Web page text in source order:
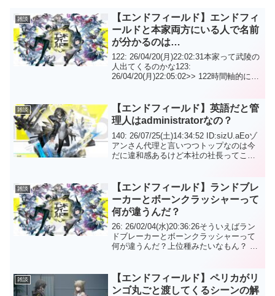
雑談
【エンドフィールド】エンドフィ
ールドと本家両方にいる人で名前
が分かるのは…
122: 26/04/20(月)22:02:31本家って武陵の
人出てくるのかな123:
26/04/20(月)22:05:02>> 122時間軸的にそ
雑談
【エンドフィールド】英語だと管
理人はadministratorなの？
140: 26/07/25(土)14:34:52 ID:sizU.aEoゾ
アンさん代理と言いつつトップなのは今
だに違和感あるけど本社の社長ってこと
お前地方支店の社長なっ...
雑談
【エンドフィールド】ランドブレ
ーカーとボーンクラッシャーって
何が違うんだ？
26: 26/02/04(水)20:36:26そういえばラン
ドブレーカーとボーンクラッシャーって
何が違うんだ？上位種みたいなもん？ 30:
雑談
【エンドフィールド】ペリカがリ
ンゴ丸ごと渡してくるシーンの解